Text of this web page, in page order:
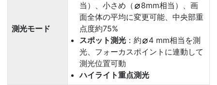
測光モード
当）、小さめ（
8mm相当）、画
面全体の平均に変更可能、中央部重
点度約75%
スポット測光 ：約
4 mm相当を測
光、フォーカスポイントに連動して
測光位置可動
ハイライト重点測光